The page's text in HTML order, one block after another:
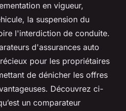
en vigueur,
la suspension du
l'interdiction de conduite.
d'assurances auto
pour les propriétaires
de dénicher les offres
Découvrez ci-
un comparateur